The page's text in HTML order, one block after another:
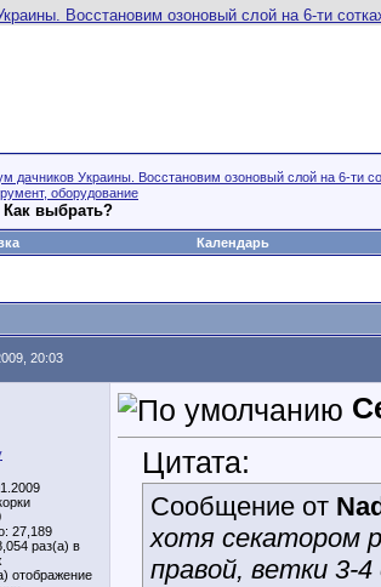
дачников Украины. Восстановим озоновый слой на 6-ти
оборудование
Как выбрать?
Календарь
20:03
27,189
раз(а) в
Цитата:
Сообщение от
хотя секатором
правой, ветки 3-4